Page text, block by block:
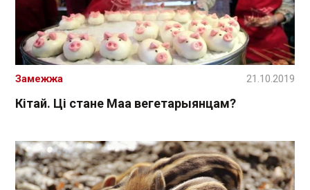
Кітай. Ці стане Маа вегетарыянцам?
Замежжа 21.10.2019